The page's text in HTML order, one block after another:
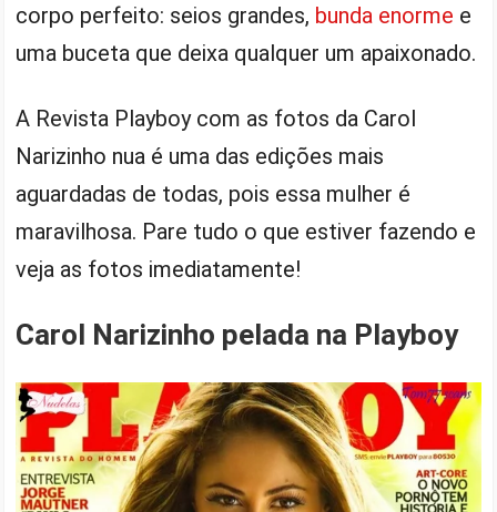
corpo perfeito: seios grandes, bunda enorme e
uma buceta que deixa qualquer um apaixonado.
A Revista Playboy com as fotos da Carol
Narizinho nua é uma das edições mais
aguardadas de todas, pois essa mulher é
maravilhosa. Pare tudo o que estiver fazendo e
veja as fotos imediatamente!
Carol Narizinho pelada na Playboy